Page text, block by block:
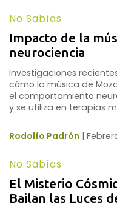
No Sabías
Impacto de la
neurociencia
Investigaciones
cómo la música de
el comportamiento
y se utiliza en terapias
Rodolfo Padrón |
No Sabías
El Misterio
Bailan las Luces